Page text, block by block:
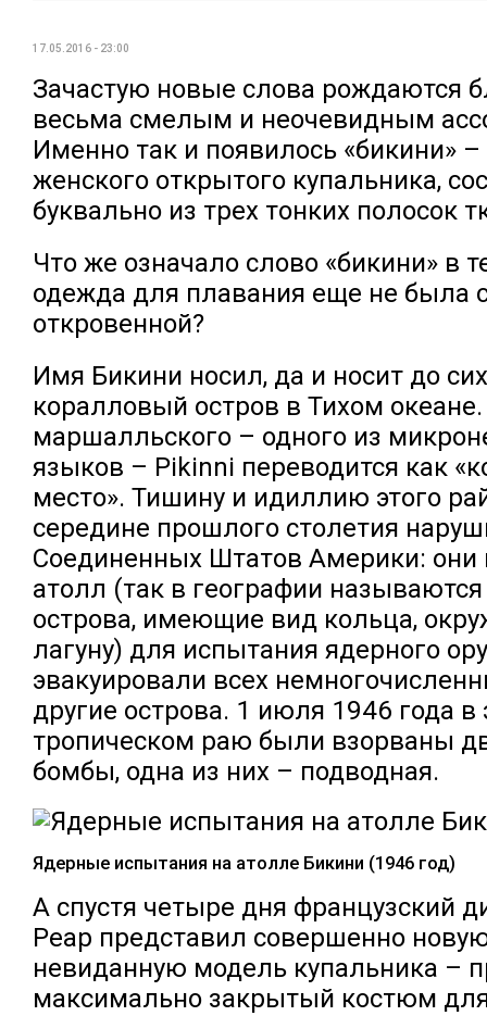
17.05.2016 - 23:00
Зачастую новые слова рождаются
весьма смелым и неочевидным
Именно так и появилось «бикини»
женского открытого купальника,
буквально из трех тонких полосок
Что же означало слово «бикини» в
одежда для плавания еще не была
откровенной?
Имя Бикини носил, да и носит до
коралловый остров в Тихом
маршалльского – одного из
языков – Pikinni переводится как
место». Тишину и идиллию этого
середине прошлого столетия
Соединенных Штатов Америки: они
атолл (так в географии
острова, имеющие вид кольца,
лагуну) для испытания ядерного
эвакуировали всех
другие острова. 1 июля 1946 года в
тропическом раю были взорваны
бомбы, одна из них – подводная.
Ядерные испытания на атолле Бикини (1946 год)
А спустя четыре дня французский
Реар представил совершенно
невиданную модель купальника –
максимально закрытый костюм